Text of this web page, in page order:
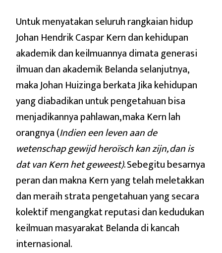
Untuk menyatakan seluruh rangkaian hidup
Johan Hendrik Caspar Kern dan kehidupan
akademik dan keilmuannya dimata generasi
ilmuan dan akademik Belanda selanjutnya,
maka Johan Huizinga berkata Jika kehidupan
yang diabadikan untuk pengetahuan bisa
menjadikannya pahlawan, maka Kern lah
orangnya (Indien een leven aan de
wetenschap gewijd heroïsch kan zijn, dan is
dat van Kern het geweest). Sebegitu besarnya
peran dan makna Kern yang telah meletakkan
dan meraih strata pengetahuan yang secara
kolektif mengangkat reputasi dan kedudukan
keilmuan masyarakat Belanda di kancah
internasional.